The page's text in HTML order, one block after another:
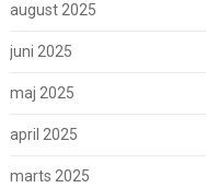
august 2025
juni 2025
maj 2025
april 2025
marts 2025